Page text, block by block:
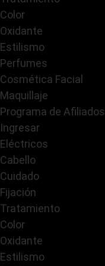
Color
Oxidante
Estilismo
Perfumes
Cosmética Facial
Maquillaje
Programa de Afiliados
Ingresar
Eléctricos
Cabello
Cuidado
Fijación
Tratamiento
Color
Oxidante
Estilismo